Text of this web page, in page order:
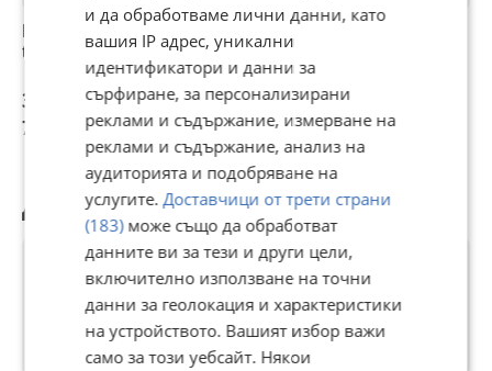
PlayStation 5 slim 1
tb digital version
370 €
723,66 лв
Playstation 5 (PS5)
Slim Disc Edition
Software 13.60
400 €
782,33 лв
PlayStation 5 Disc
400 €
782,33 лв
Другите разглеждат също
и да обработваме лични данни, като
вашия IP адрес, уникални
идентификатори и данни за
сърфиране, за персонализирани
реклами и съдържание, измерване на
реклами и съдържание, анализ на
аудиторията и подобряване на
услугите.Доставчици от трети страни
(183)може също да обработват
данните ви за тези и други цели,
включително използване на точни
данни за геолокация и характеристики
на устройството. Вашият избор важи
само за този уебсайт. Някои